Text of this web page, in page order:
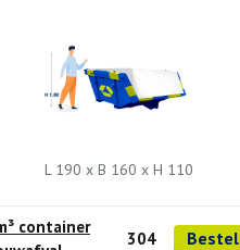
L 190 x B 160 x H 110
container
304 Bestel